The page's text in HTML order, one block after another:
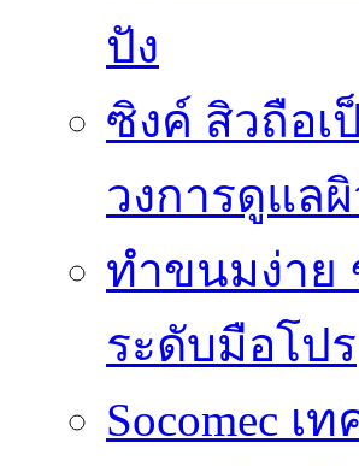
ปัง
ซิงค์ สิวถือ
วงการดูแลผิ
ทำขนมง่าย
ระดับมือโปร
Socomec